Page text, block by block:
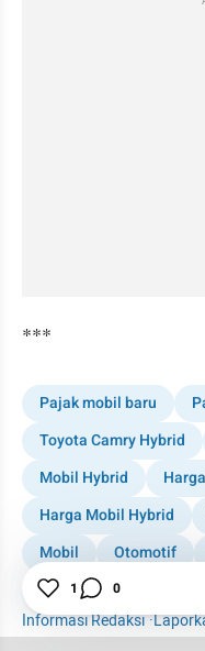
***
Pajak mobil baru
Toyota Camry Hybrid
Mobil Hybrid
Harga Mobil Hybrid
Mobil
Otomotif
Corolla Cross Hybrid
Informasi Redaksi·
1 0